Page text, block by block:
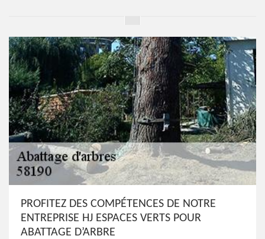
PROFITEZ DES COMPÉTENCES DE NOTRE
ENTREPRISE HJ ESPACES VERTS POUR
ABATTAGE D’ARBRE